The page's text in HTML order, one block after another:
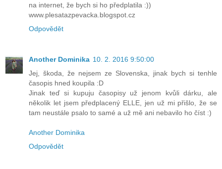
na internet, že bych si ho předplatila :))
www.plesatazpevacka.blogspot.cz
Odpovědět
Another Dominika 10. 2. 2016 9:50:00
Jej, škoda, že nejsem ze Slovenska, jinak bych si tenhle
časopis hned koupila :D
Jinak teď si kupuju časopisy už jenom kvůli dárku, ale
několik let jsem předplacený ELLE, jen už mi přišlo, že se
tam neustále psalo to samé a už mě ani nebavilo ho číst :)
Another Dominika
Odpovědět